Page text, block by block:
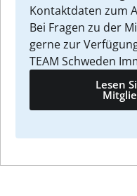
Kontaktdaten zum
Bei Fragen zu der
gerne zur
TEAM Schweden
Lesen